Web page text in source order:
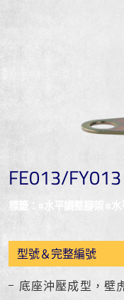
FE013/
標籤：#水平調整腳架 #
底座沖壓成型，壁